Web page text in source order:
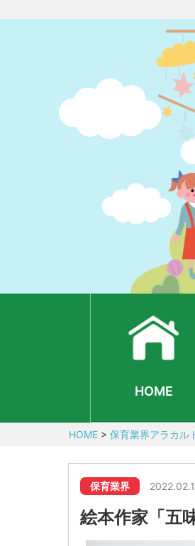
HOME
HOME > 保育業界アラカル
保育業界
絵本作家「五